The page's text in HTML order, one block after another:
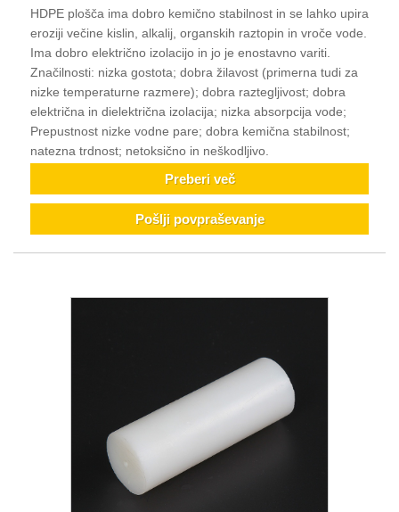
HDPE plošča ima dobro kemično stabilnost in se lahko upira
eroziji večine kislin, alkalij, organskih raztopin in vroče vode.
Ima dobro električno izolacijo in jo je enostavno variti.
Značilnosti: nizka gostota; dobra žilavost (primerna tudi za
nizke temperaturne razmere); dobra raztegljivost; dobra
električna in dielektrična izolacija; nizka absorpcija vode;
Prepustnost nizke vodne pare; dobra kemična stabilnost;
natezna trdnost; netoksično in neškodljivo.
Preberi več
Pošlji povpraševanje